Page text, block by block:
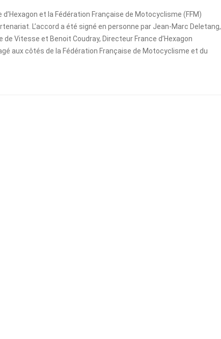
et la Fédération Française de Motocyclisme (FFM)
L’accord a été signé en personne par Jean-Marc Deletang,
Vitesse et Benoit Coudray, Directeur France d’Hexagon
aux côtés de la Fédération Française de Motocyclisme et du